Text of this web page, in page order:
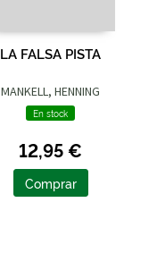
LA FALSA PISTA
MANKELL, HENNING
En stock
12,95 €
Comprar